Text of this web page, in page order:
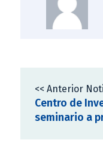
<< Anterior
Centro de
seminario a